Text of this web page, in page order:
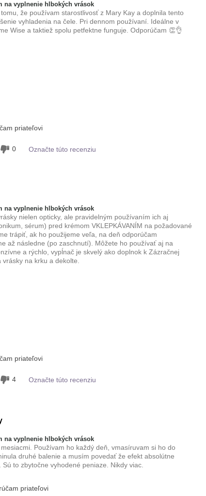
na vyplnenie hlbokých vrások
že používam starostlivosť z Mary Kay a doplnila tento
vyhladenia na čele. Pri dennom používaní. Ideálne v
Wise a taktiež spolu petfektne funguje. Odporúčam 👏👌
priateľovi
0 Označte túto recenziu
na vyplnenie hlbokých vrások
nielen opticky, ale pravidelným používaním ich aj
sérum) pred krémom VKLEPKÁVANÍM na požadované
trápiť, ak ho použijeme veľa, na deň odporúčam
až následne (po zaschnutí). Môžete ho používať aj na
a rýchlo, vypĺnač je skvelý ako doplnok k Zázračnej
na krku a dekolte.
priateľovi
4 Označte túto recenziu
na vyplnenie hlbokých vrások
Používam ho každý deň, vmasíruvam si ho do
druhé balenie a musím povedať že efekt absolútne
to zbytočne vyhodené peniaze. Nikdy viac.
priateľovi